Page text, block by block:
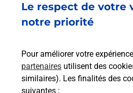
Le respect de votre
notre priorité
Pour améliorer votre
partenaires utilisent des
similaires). Les finalités des
suivantes :
2 RUE D ANJOU
50130 CHERBOURG EN
Malin !